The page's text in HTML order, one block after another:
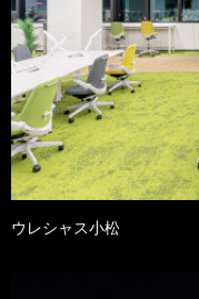
ウレシャス小松